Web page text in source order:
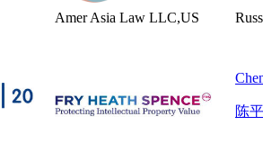
Amer Asia Law LLC,US
陈